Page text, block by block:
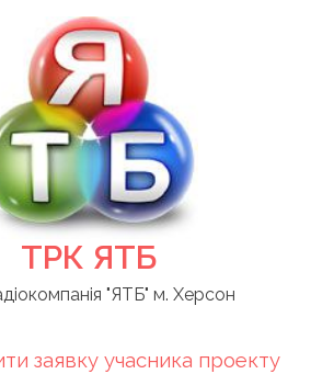
ТРК ЯТБ
"ЯТБ" м. Херсон
заявку учасника проекту